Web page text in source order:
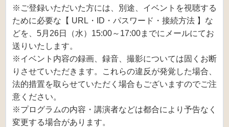
※ご登録いただいた方には、別途、イベントを視聴する
ために必要な【 URL・ID・パスワード・接続方法 】な
どを、5月26日（水）15:00～17:00までにメールにてお
送りいたします。
※イベント内容の録画、録音、撮影については固くお断
りさせていただきます。これらの違反が発覚した場合、
法的措置を取らせていただく場合もございますのでご注
意ください。
※プログラムの内容・講演者などは都合により予告なく
変更する場合があります。